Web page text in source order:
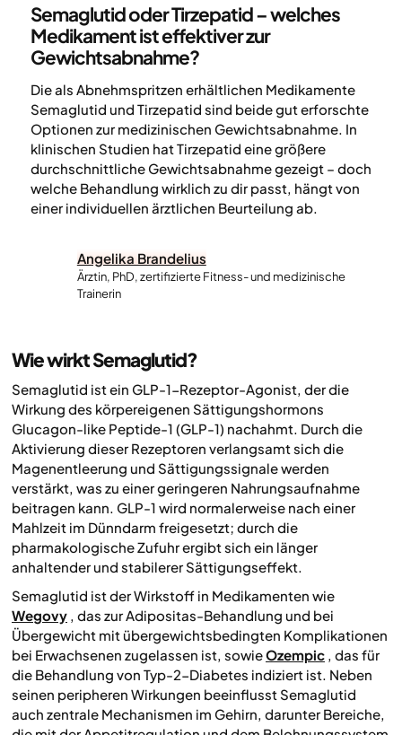
Semaglutid oder Tirzepatid – welches
Medikament ist effektiver zur
Gewichtsabnahme?
Die als Abnehmspritzen erhältlichen Medikamente
Semaglutid und Tirzepatid sind beide gut erforschte
Optionen zur medizinischen Gewichtsabnahme. In
klinischen Studien hat Tirzepatid eine größere
durchschnittliche Gewichtsabnahme gezeigt – doch
welche Behandlung wirklich zu dir passt, hängt von
einer individuellen ärztlichen Beurteilung ab.
Angelika Brandelius
Ärztin, PhD, zertifizierte Fitness- und medizinische
Trainerin
Wie wirkt Semaglutid?
Semaglutid ist ein GLP-1-Rezeptor-Agonist, der die
Wirkung des körpereigenen Sättigungshormons
Glucagon-like Peptide-1 (GLP-1) nachahmt. Durch die
Aktivierung dieser Rezeptoren verlangsamt sich die
Magenentleerung und Sättigungssignale werden
verstärkt, was zu einer geringeren Nahrungsaufnahme
beitragen kann. GLP-1 wird normalerweise nach einer
Mahlzeit im Dünndarm freigesetzt; durch die
pharmakologische Zufuhr ergibt sich ein länger
anhaltender und stabilerer Sättigungseffekt.
Semaglutid ist der Wirkstoff in Medikamenten wie
Wegovy , das zur Adipositas-Behandlung und bei
Übergewicht mit übergewichtsbedingten Komplikationen
bei Erwachsenen zugelassen ist, sowieOzempic , das für
die Behandlung von Typ-2-Diabetes indiziert ist. Neben
seinen peripheren Wirkungen beeinflusst Semaglutid
auch zentrale Mechanismen im Gehirn, darunter Bereiche,